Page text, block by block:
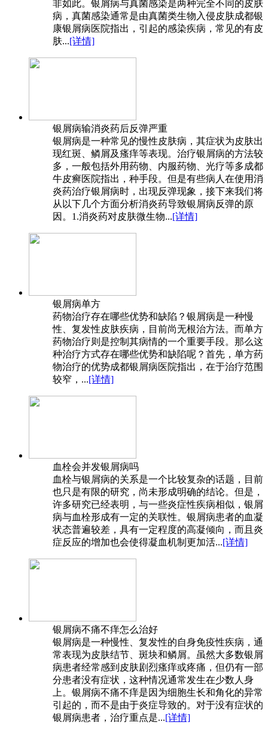
非如此。银屑病与真菌感染是两种完全不同的皮肤
病，真菌感染通常是由真菌类生物入侵皮肤成都银
康银屑病医院指出，引起的感染疾病，常见的有皮
肤...[详情]
银屑病输消炎药后反弹严重
银屑病是一种常见的慢性皮肤病，其症状为皮肤出
现红斑、鳞屑及瘙痒等表现。治疗银屑病的方法较
多，一般包括外用药物、内服药物、光疗等多成都
牛皮癣医院指出，种手段。但是有些病人在使用消
炎药治疗银屑病时，出现反弹现象，接下来我们将
从以下几个方面分析消炎药导致银屑病反弹的原
因。1.消炎药对皮肤微生物...[详情]
银屑病单方
药物治疗存在哪些优势和缺陷？银屑病是一种慢
性、复发性皮肤疾病，目前尚无根治方法。而单方
药物治疗则是控制其病情的一个重要手段。那么这
种治疗方式存在哪些优势和缺陷呢？首先，单方药
物治疗的优势成都银屑病医院指出，在于治疗范围
较窄，...[详情]
血栓会并发银屑病吗
血栓与银屑病的关系是一个比较复杂的话题，目前
也只是有限的研究，尚未形成明确的结论。但是，
许多研究已经表明，与一些炎症性疾病相似，银屑
病与血栓形成有一定的关联性。银屑病患者的血凝
状态普遍较差，具有一定程度的高凝倾向，而且炎
症反应的增加也会使得凝血机制更加活...[详情]
银屑病不痛不痒怎么治好
银屑病是一种慢性、复发性的自身免疫性疾病，通
常表现为皮肤结节、斑块和鳞屑。虽然大多数银屑
病患者经常感到皮肤剧烈瘙痒或疼痛，但仍有一部
分患者没有症状，这种情况通常发生在少数人身
上。银屑病不痛不痒是因为细胞生长和角化的异常
引起的，而不是由于炎症导致的。对于没有症状的
银屑病患者，治疗重点是...[详情]